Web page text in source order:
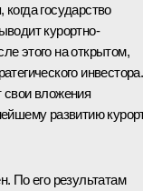
государство
курортно-
этого на открытом,
инвестора.
свои вложения
развитию
По его результатам